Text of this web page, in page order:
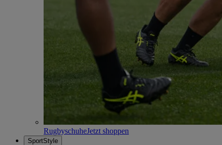
RugbyschuheJetzt shoppen
SportStyle